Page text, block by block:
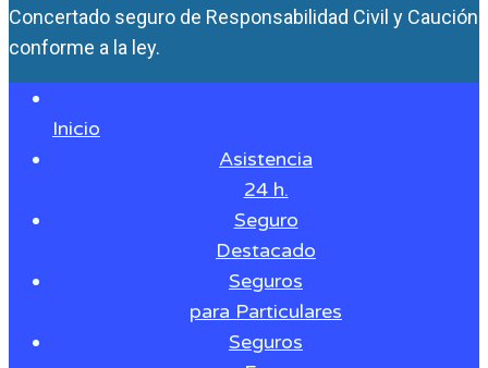
Concertado seguro de Responsabilidad Civil y Caución
conforme a la ley.
Inicio
Asistencia
24 h.
Seguro
Destacado
Seguros
para Particulares
Seguros